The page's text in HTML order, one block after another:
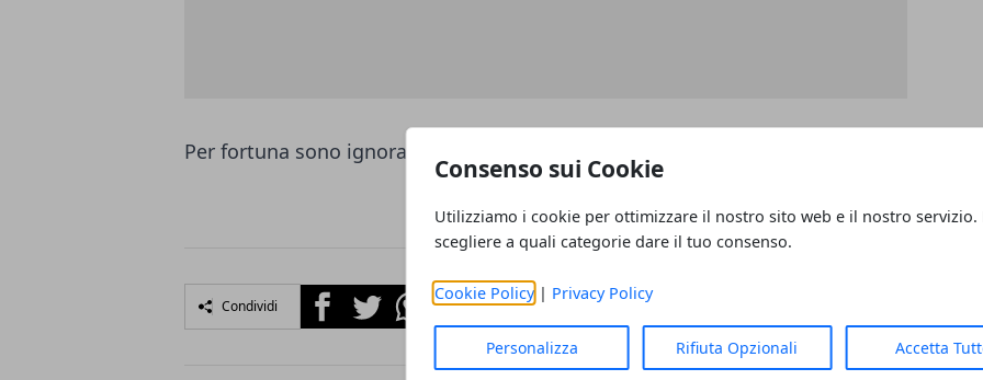
Consenso sui Cookie
Utilizziamo i cookie per ottimizzare il nostro sito web e il nostro servizio.
scegliere a quali categorie dare il tuo consenso.
Cookie Policy| Privacy Policy
Personalizza Rifiuta Opzionali Accetta
Per fortuna sono ignorabili.
Condividi FacebookTwitterWhatsapp